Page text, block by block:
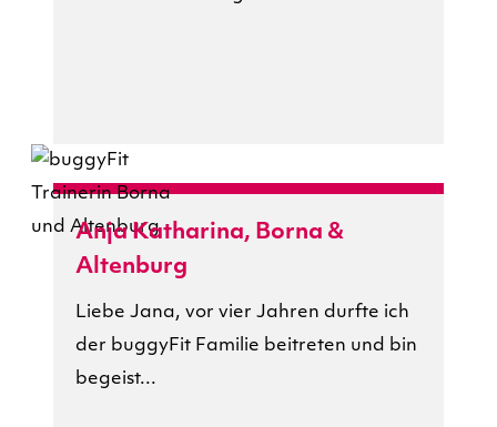
Anja Katharina, Borna &
Altenburg
Liebe Jana, vor vier Jahren durfte ich
der buggyFit Familie beitreten und bin
begeist...